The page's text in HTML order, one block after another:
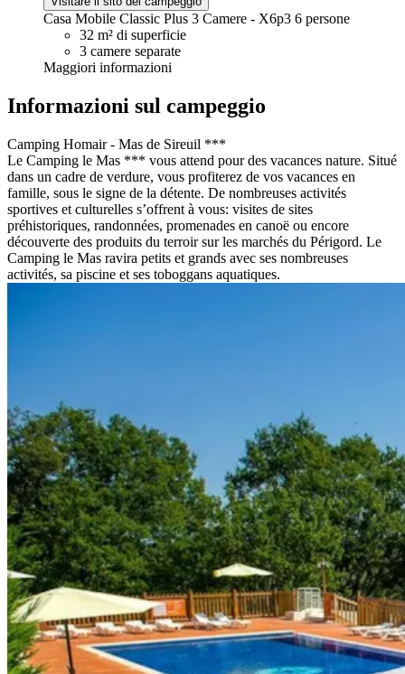
Casa Mobile Classic Plus 3 Camere - X6p3 6 persone
32 m² di superficie
3 camere separate
Maggiori informazioni
Informazioni sul campeggio
Camping Homair - Mas de Sireuil ***
Le Camping le Mas *** vous attend pour des vacances nature. Situé
dans un cadre de verdure, vous profiterez de vos vacances en
famille, sous le signe de la détente. De nombreuses activités
sportives et culturelles s’offrent à vous: visites de sites
préhistoriques, randonnées, promenades en canoë ou encore
découverte des produits du terroir sur les marchés du Périgord. Le
Camping le Mas ravira petits et grands avec ses nombreuses
activités, sa piscine et ses toboggans aquatiques.